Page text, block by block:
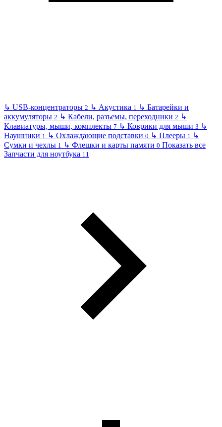
↳ USB-концентраторы 2 ↳ Акустика 1 ↳ Батарейки и
аккумуляторы 2 ↳ Кабели, разъемы, переходники 2 ↳
Клавиатуры, мыши, комплекты 7 ↳ Коврики для мыши 3 ↳
Наушники 1 ↳ Охлаждающие подставки 0 ↳ Плееры 1 ↳
Сумки и чехлы 1 ↳ Флешки и карты памяти 0 Показать все
Запчасти для ноутбука 11